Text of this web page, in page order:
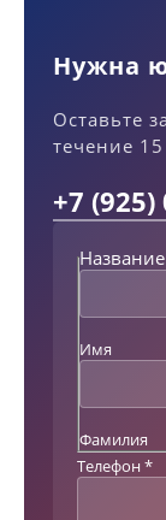
Нужна
Оставьте
течение
+7 (925)
Название
Имя
Фамилия
Н
Телефон *